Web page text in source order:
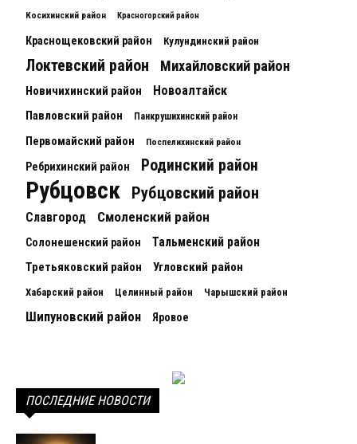
Косихинский район Красногорский район
Краснощековский район Кулундинский район
Локтевский район Михайловский район
Новичихинский район Новоалтайск
Павловский район Панкрушихинский район
Первомайский район Поспелихинский район
Ребрихинский район Родинский район
Рубцовск Рубцовский район
Славгород Смоленский район
Солонешенский район Тальменский район
Третьяковский район Угловский район
Хабарский район Целинный район Чарышский район
Шипуновский район Яровое
ПОСЛЕДНИЕ НОВОСТИ